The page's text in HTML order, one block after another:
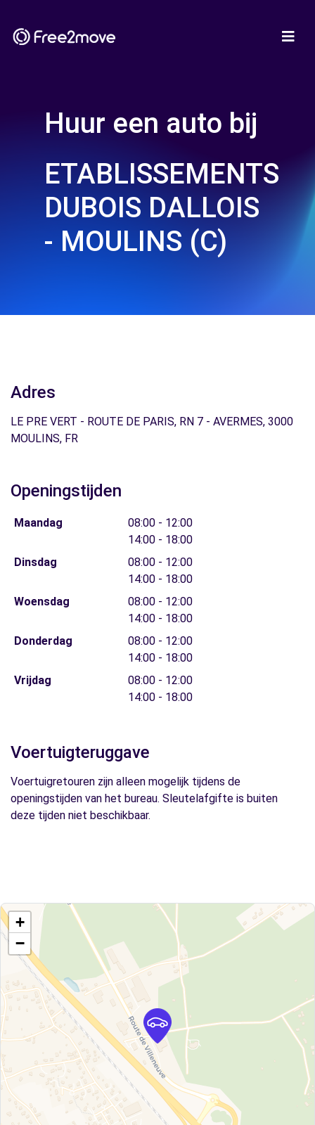
Huur een auto bij
ETABLISSEMENTS
DUBOIS DALLOIS
- MOULINS (C)
Adres
LE PRE VERT - ROUTE DE PARIS, RN 7 - AVERMES, 3000
MOULINS, FR
Openingstijden
Maandag
08:00 - 12:00
14:00 - 18:00
Dinsdag
08:00 - 12:00
14:00 - 18:00
Woensdag
08:00 - 12:00
14:00 - 18:00
Donderdag
08:00 - 12:00
14:00 - 18:00
Vrijdag
08:00 - 12:00
14:00 - 18:00
Voertuigteruggave
Voertuigretouren zijn alleen mogelijk tijdens de
openingstijden van het bureau. Sleutelafgifte is buiten
deze tijden niet beschikbaar.
+
−